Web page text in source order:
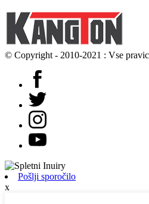
© Copyright - 2010-2021 : Vse
Pošlji sporočilo
x